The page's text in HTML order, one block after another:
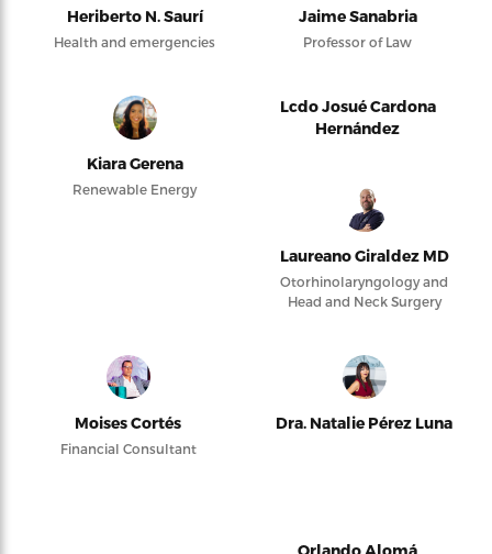
Heriberto N. Saurí
Health and emergencies
Jaime Sanabria
Professor of Law
Kiara Gerena
Renewable Energy
Lcdo Josué Cardona
Hernández
Laureano Giraldez MD
Otorhinolaryngology and
Head and Neck Surgery
Moises Cortés
Financial Consultant
Dra. Natalie Pérez Luna
Orlando Alomá